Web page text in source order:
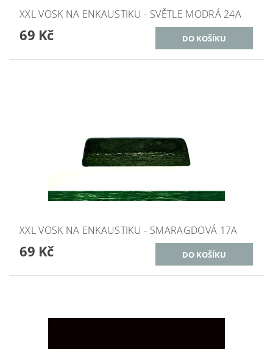
XXL VOSK NA ENKAUSTIKU - SVĚTLE MODRÁ 24A
69 Kč
XXL VOSK NA ENKAUSTIKU - SMARAGDOVÁ 17A
69 Kč